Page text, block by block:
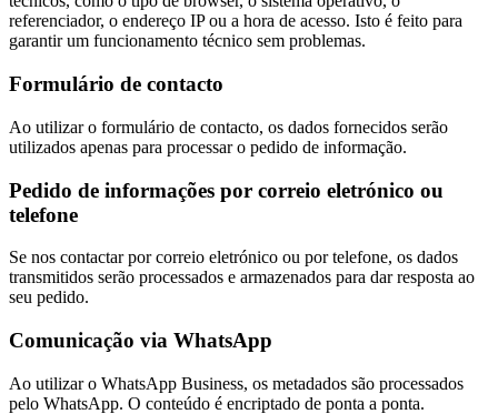
referenciador, o endereço IP ou a hora de acesso. Isto é feito para
garantir um funcionamento técnico sem problemas.
Formulário de contacto
Ao utilizar o formulário de contacto, os dados fornecidos serão
utilizados apenas para processar o pedido de informação.
Pedido de informações por correio eletrónico ou
telefone
Se nos contactar por correio eletrónico ou por telefone, os dados
transmitidos serão processados e armazenados para dar resposta ao
seu pedido.
Comunicação via WhatsApp
Ao utilizar o WhatsApp Business, os metadados são processados
pelo WhatsApp. O conteúdo é encriptado de ponta a ponta.